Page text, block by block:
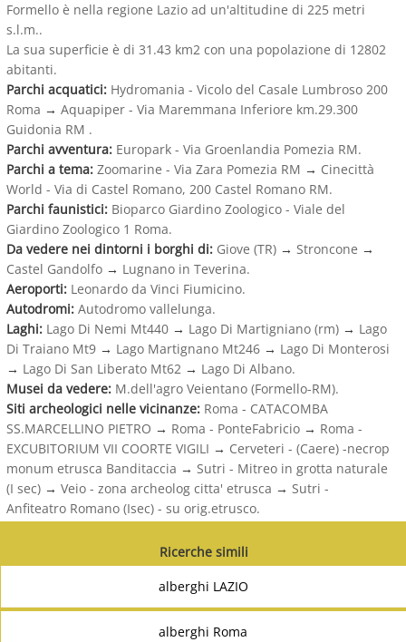
Formello è nella regione Lazio ad un'altitudine di 225 metri
s.l.m..
La sua superficie è di 31.43 km2 con una popolazione di 12802
abitanti.
Parchi acquatici: Hydromania - Vicolo del Casale Lumbroso 200
Roma → Aquapiper - Via Maremmana Inferiore km.29.300
Guidonia RM .
Parchi avventura: Europark - Via Groenlandia Pomezia RM.
Parchi a tema: Zoomarine - Via Zara Pomezia RM → Cinecittà
World - Via di Castel Romano, 200 Castel Romano RM.
Parchi faunistici: Bioparco Giardino Zoologico - Viale del
Giardino Zoologico 1 Roma.
Da vedere nei dintorni i borghi di: Giove (TR) → Stroncone →
Castel Gandolfo → Lugnano in Teverina.
Aeroporti: Leonardo da Vinci Fiumicino.
Autodromi: Autodromo vallelunga.
Laghi: Lago Di Nemi Mt440 → Lago Di Martigniano (rm) → Lago
Di Traiano Mt9 → Lago Martignano Mt246 → Lago Di Monterosi
→ Lago Di San Liberato Mt62 → Lago Di Albano.
Musei da vedere: M.dell'agro Veientano (Formello-RM).
Siti archeologici nelle vicinanze: Roma - CATACOMBA
SS.MARCELLINO PIETRO → Roma - PonteFabricio → Roma -
EXCUBITORIUM VII COORTE VIGILI → Cerveteri - (Caere) -necrop
monum etrusca Banditaccia → Sutri - Mitreo in grotta naturale
(I sec) → Veio - zona archeolog citta' etrusca → Sutri -
Anfiteatro Romano (Isec) - su orig.etrusco.
Ricerche simili
alberghi LAZIO
alberghi Roma